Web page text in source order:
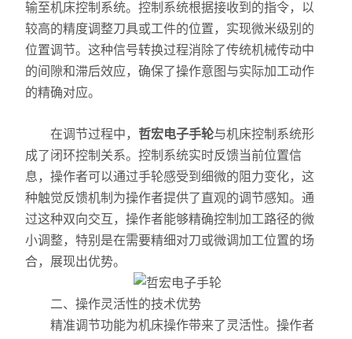
输至机床控制系统。控制系统根据接收到的指令，以
较高的精度调整刀具或工件的位置，实现微米级别的
位置调节。这种信号转换过程消除了传统机械传动中
的间隙和滞后效应，确保了操作意图与实际加工动作
的精确对应。
在调节过程中， 哲宏电子手轮与机床控制系统形
成了闭环控制关系。控制系统实时反馈当前位置信
息，操作者可以通过手轮感受到细微的阻力变化，这
种触觉反馈机制为操作者提供了直观的调节感知。通
过这种双向交互，操作者能够精确控制加工路径的微
小调整，特别是在需要精细对刀或微调加工位置的场
合，展现出优势。
二、操作灵活性的技术优势
精准调节功能为机床操作带来了灵活性。操作者